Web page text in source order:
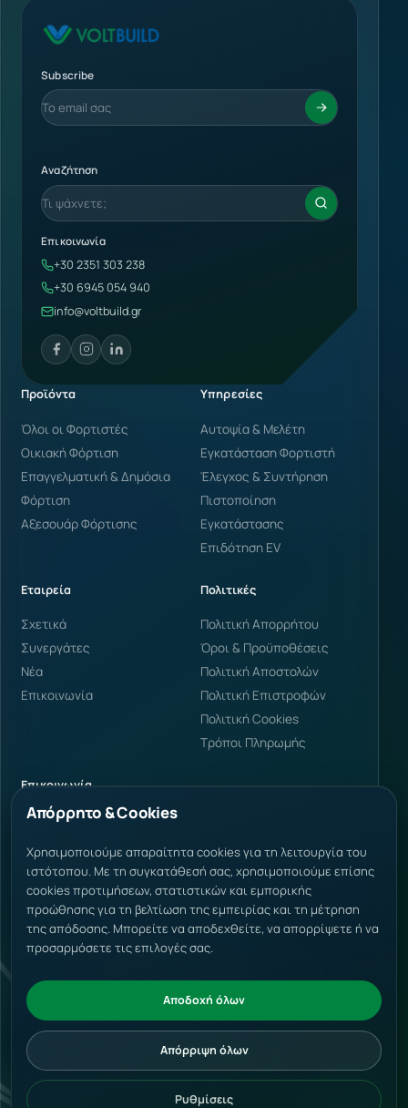
Απόρρητο & Cookies
Χρησιμοποιούμε απαραίτητα cookies για τη λειτουργία του
ιστότοπου. Με τη συγκατάθεσή σας, χρησιμοποιούμε επίσης
cookies προτιμήσεων, στατιστικών και εμπορικής
προώθησης για τη βελτίωση της εμπειρίας και τη μέτρηση
της απόδοσης. Μπορείτε να αποδεχθείτε, να απορρίψετε ή να
προσαρμόσετε τις επιλογές σας.
Αποδοχή όλων
Απόρριψη όλων
Ρυθμίσεις
Subscribe
Αναζήτηση
Επικοινωνία
+30 2351 303 238
+30 6945 054 940
info@voltbuild.gr
Προϊόντα
Όλοι οι Φορτιστές
Οικιακή Φόρτιση
Επαγγελματική & Δημόσια
Φόρτιση
Αξεσουάρ Φόρτισης
Υπηρεσίες
Αυτοψία & Μελέτη
Εγκατάσταση Φορτιστή
Έλεγχος & Συντήρηση
Πιστοποίηση
Εγκατάστασης
Επιδότηση EV
Εταιρεία
Σχετικά
Συνεργάτες
Νέα
Επικοινωνία
Πολιτικές
Πολιτική Απορρήτου
Όροι & Προϋποθέσεις
Πολιτική Αποστολών
Πολιτική Επιστροφών
Πολιτική Cookies
Τρόποι Πληρωμής
Επικοινωνία
Φαρμάκη 34, Κατερίνη
info@voltbuild.gr
+30 2351 303238
+30 694 505 4940
Δεκτές μέθοδοι πληρωμής
© 2026 VoltBuild. Όλα τα δικαιώματα διατηρούνται.
Αρ. ΓΕΜΗ: 191093948000
Ρυθμίσεις Cookies